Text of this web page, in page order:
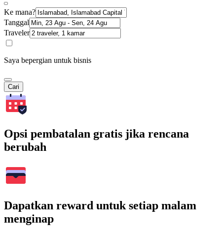
Ke mana?
Tanggal
Traveler
Saya bepergian untuk bisnis
Cari
Opsi pembatalan gratis jika rencana
berubah
Dapatkan reward untuk setiap malam
menginap